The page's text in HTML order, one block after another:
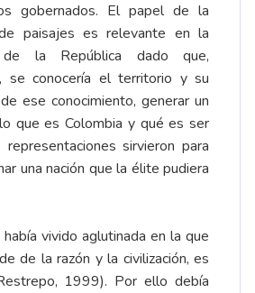
gobernados. El papel de la
paisajes es relevante en la
de la República dado que,
se conocería el territorio y su
ese conocimiento, generar un
que es Colombia y qué es ser
representaciones sirvieron para
una nación que la élite pudiera
vivido aglutinada en la que
de la razón y la civilización, es
1999). Por ello debía